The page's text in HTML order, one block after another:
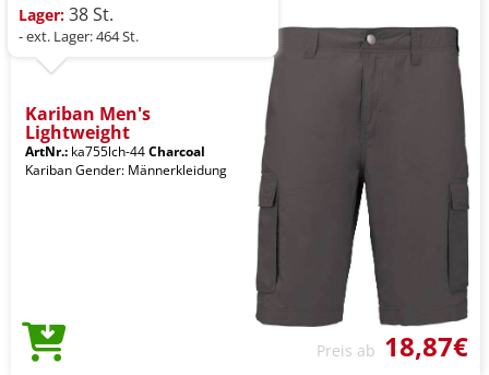
Lager: 38 St.
- ext. Lager: 464 St.
Kariban Men's
Lightweight
ArtNr.: ka755lch-44Charcoal
Kariban Gender: Männerkleidung
Preis ab 18,87€